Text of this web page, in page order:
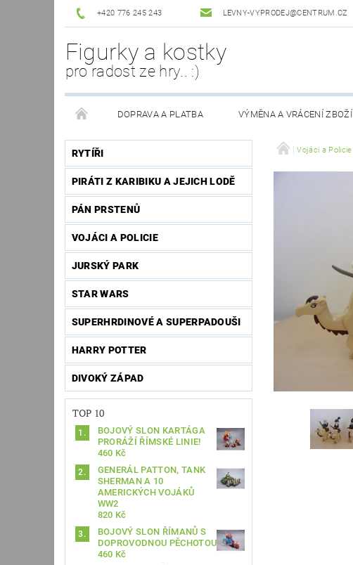
+420 776 245 243 LEVNY-VYPRODEJ@CENTRUM.CZ
Figurky a kostky
pro radost ze hry.. :)
DOPRAVA A PLATBA VÝMĚNA A VRÁCENÍ ZBOŽÍ
RYTÍŘI
PIRÁTI Z KARIBIKU A JEJICH LODĚ
PÁN PRSTENŮ
VOJÁCI A POLICIE
JURSKÝ PARK
STAR WARS
SUPERHRDINOVÉ A SUPERPADOUŠI
HARRY POTTER
DIVOKÝ ZÁPAD
TOP 10
BOJOVÝ SLON KARTÁGA
PRORÁŽÍ ŘÍMSKÉ LINIE!
460 Kč
GENERÁL PATTON, TANK
SHERMAN A 10
AMERICKÝCH VOJÁKŮ
WW2
820 Kč
BOJOVÝ SLON ŘÍMANŮ S
DOPROVODNOU PĚCHOTOU
460 Kč
Vojáci a Policie